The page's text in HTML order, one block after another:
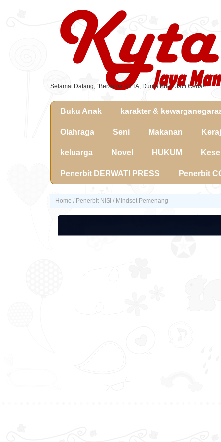
Selamat Datang, “Bersama KYTA, Dunia Buku Jadi Ceria!”
Buku Anak karakter &
Olahraga Seni Makanan
keluarga Novel HUKUM
Penerbit DERWATI PRESS Penerbit
Home / Penerbit NISI / Mindset Pemenang